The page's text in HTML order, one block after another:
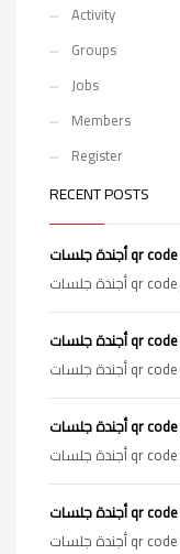
Activity
Groups
Jobs
Members
Register
RECENT POSTS